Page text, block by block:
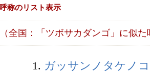
呼称のリスト表示
（全国：「ツボサカダンゴ」に似た
1. ガッサンノタケノ